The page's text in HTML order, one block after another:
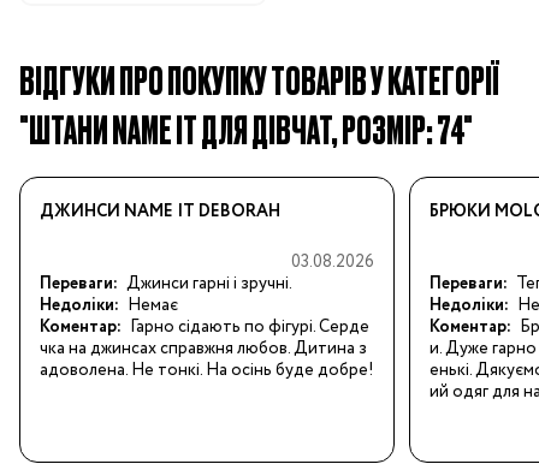
ВІДГУКИ ПРО ПОКУПКУ ТОВАРІВ У КАТЕГОРІЇ
"ШТАНИ NAME IT ДЛЯ ДІВЧАТ, РОЗМІР: 74"
ДЖИНСИ NAME IT DEBORAH
03.08.2026
Переваги: Джинси гарні і зручні.
Недоліки: Немає
Коментар: Гарно сідають по фігурі. Серде
чка на джинсах справжня любов. Дитина з
адоволена. Не тонкі. На осінь буде добре!
БРЮКИ
Переваги:
Недоліки:
Коментар:
и. Дуже гарно
енькі.
ий одяг для